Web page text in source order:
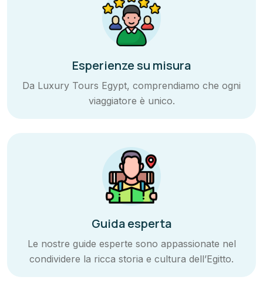
Esperienze su misura
Da Luxury Tours Egypt, comprendiamo che ogni
viaggiatore è unico.
Guida esperta
Le nostre guide esperte sono appassionate nel
condividere la ricca storia e cultura dell’Egitto.